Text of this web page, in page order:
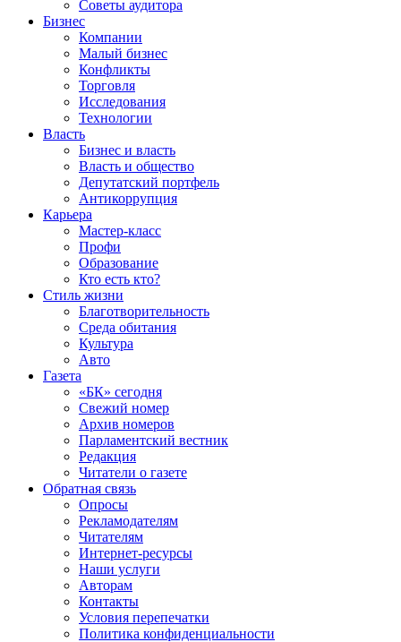
Советы аудитора
Бизнес
Компании
Малый бизнес
Конфликты
Торговля
Исследования
Технологии
Власть
Бизнес и власть
Власть и общество
Депутатский портфель
Антикоррупция
Карьера
Мастер-класс
Профи
Образование
Кто есть кто?
Стиль жизни
Благотворительность
Среда обитания
Культура
Авто
Газета
«БК» сегодня
Свежий номер
Архив номеров
Парламентский вестник
Редакция
Читатели о газете
Обратная связь
Опросы
Рекламодателям
Читателям
Интернет-ресурсы
Наши услуги
Авторам
Контакты
Условия перепечатки
Политика конфиденциальности